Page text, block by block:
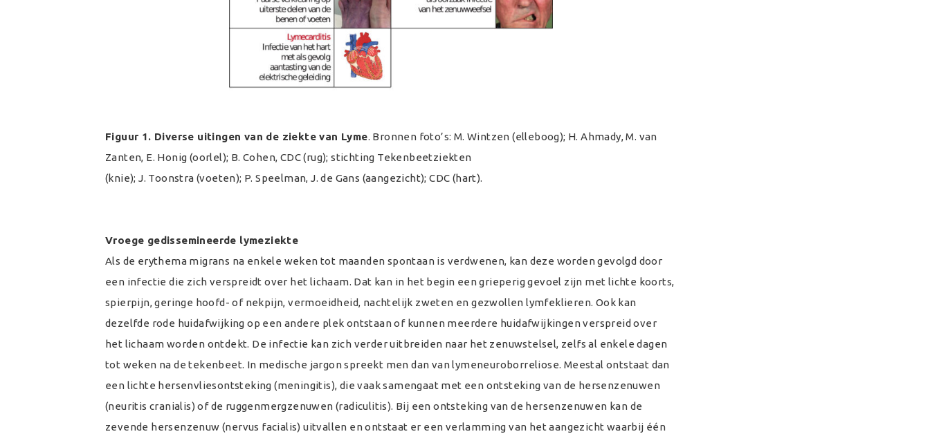
Figuur 1. Diverse uitingen van de ziekte van Lyme. Bronnen foto’s: M. Wintzen (elleboog); H. Ahmady, M. van
Zanten, E. Honig (oorlel); B. Cohen, CDC (rug); stichting Tekenbeetziekten
(knie); J. Toonstra (voeten); P. Speelman, J. de Gans (aangezicht); CDC (hart).
Vroege gedissemineerde lymeziekte
Als de erythema migrans na enkele weken tot maanden spontaan is verdwenen, kan deze worden gevolgd door
een infectie die zich verspreidt over het lichaam. Dat kan in het begin een grieperig gevoel zijn met lichte koorts,
spierpijn, geringe hoofd- of nekpijn, vermoeidheid, nachtelijk zweten en gezwollen lymfeklieren. Ook kan
dezelfde rode huidafwijking op een andere plek ontstaan of kunnen meerdere huidafwijkingen verspreid over
het lichaam worden ontdekt. De infectie kan zich verder uitbreiden naar het zenuwstelsel, zelfs al enkele dagen
tot weken na de tekenbeet. In medische jargon spreekt men dan van lymeneuroborreliose. Meestal ontstaat dan
een lichte hersenvliesontsteking (meningitis), die vaak samengaat met een ontsteking van de hersenzenuwen
(neuritis cranialis) of de ruggenmergzenuwen (radiculitis). Bij een ontsteking van de hersenzenuwen kan de
zevende hersenzenuw (nervus facialis) uitvallen en ontstaat er een verlamming van het aangezicht waarbij één